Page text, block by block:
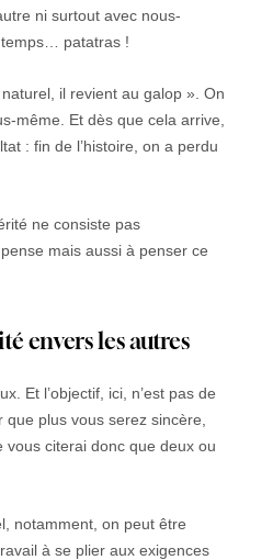
ni surtout avec nous-
patatras !
il revient au galop ». On
même. Et dès que cela arrive,
: fin de l’histoire, on a perdu
ne consiste pas
mais aussi à penser ce
envers les autres
Et l’objectif, ici, n’est pas de
plus vous serez sincère,
vous citerai donc que deux ou
notamment, on peut être
à se plier aux exigences